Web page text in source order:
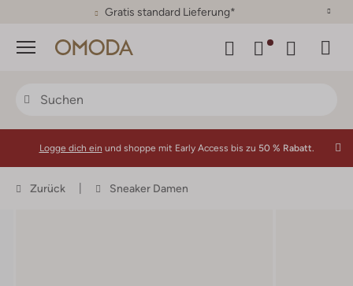
30 Tage Rückgaberecht
Menü
Logge dich ein und shoppe mit Early Access bis zu 50 % Rabatt.
Zurück Sneaker Damen